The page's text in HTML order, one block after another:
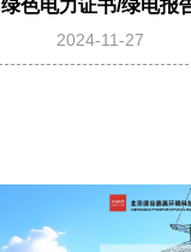
绿色电力证书/绿电报
2024-11-27